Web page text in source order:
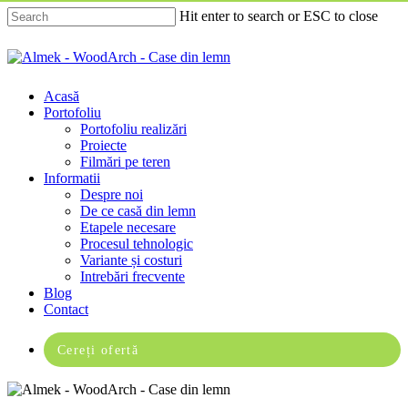
Skip
to
main
content
Hit enter to search or ESC to close
Close
Menu
Acasă
Portofoliu
Portofoliu realizări
Proiecte
Filmări pe teren
Informatii
Despre noi
De ce casă din lemn
Etapele necesare
Procesul tehnologic
Variante și costuri
Intrebări frecvente
Blog
Contact
Cereți ofertă